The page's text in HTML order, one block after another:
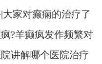
家对癫痫的治疗了
?羊癫疯发作频繁对
讲解哪个医院治疗